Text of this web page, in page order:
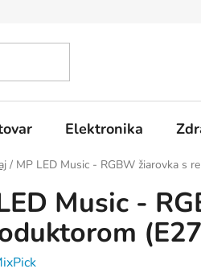
Elektronika
/ MP LED Music - RGBW žiarovka s
Music -